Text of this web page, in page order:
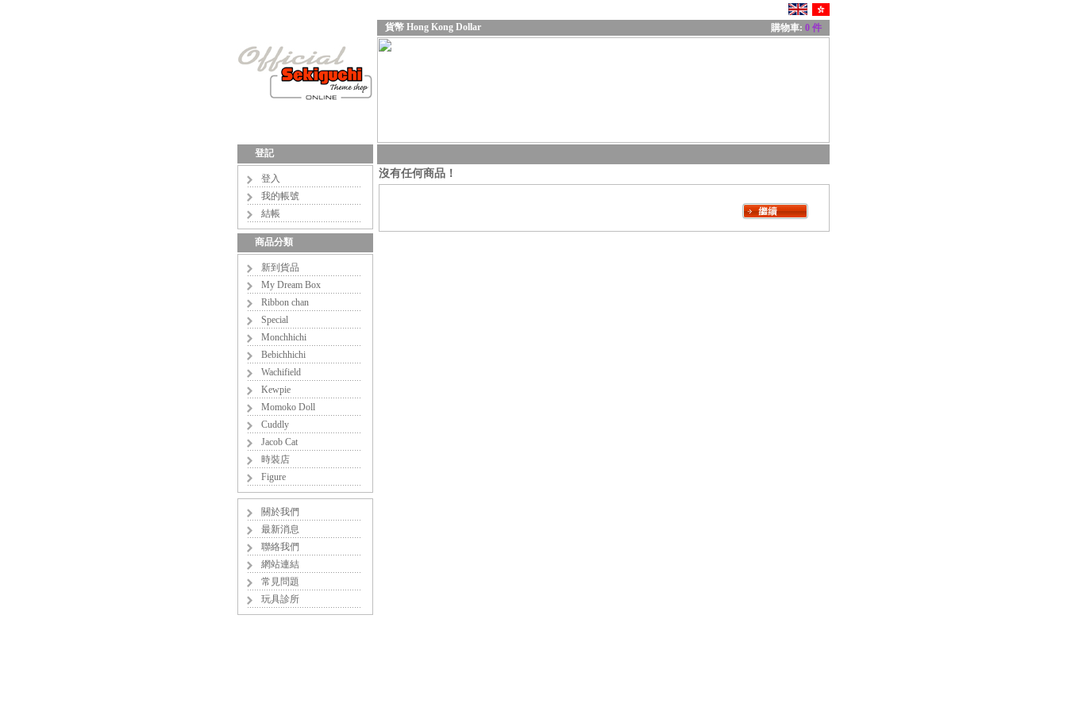
貨幣 Hong Kong Dollar 購物車: 0 件
登記
登入
我的帳號
結帳
商品分類
新到貨品
My Dream Box
Ribbon chan
Special
Monchhichi
Bebichhichi
Wachifield
Kewpie
Momoko Doll
Cuddly
Jacob Cat
時裝店
Figure
關於我們
最新消息
聯絡我們
網站連結
常見問題
玩具診所
沒有任何商品！